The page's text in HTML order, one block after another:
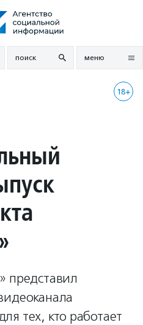
поиск меню
18+
представил
тех, кто работает